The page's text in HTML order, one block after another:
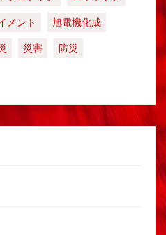
メント
旭電機化成
災害
防災